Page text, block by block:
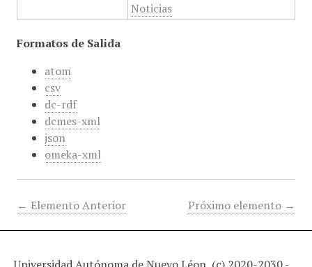
Noticias
Formatos de Salida
atom
csv
dc-rdf
dcmes-xml
json
omeka-xml
← Elemento Anterior Próximo elemento →